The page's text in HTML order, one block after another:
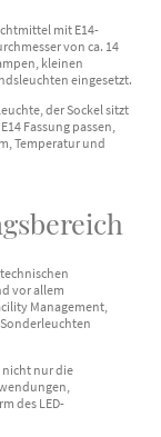
mit E14-
von ca. 14
kleinen
eingesetzt.
der Sockel sitzt
Fassung passen,
Temperatur und
vor allem
Management,
nicht nur die
des LED-